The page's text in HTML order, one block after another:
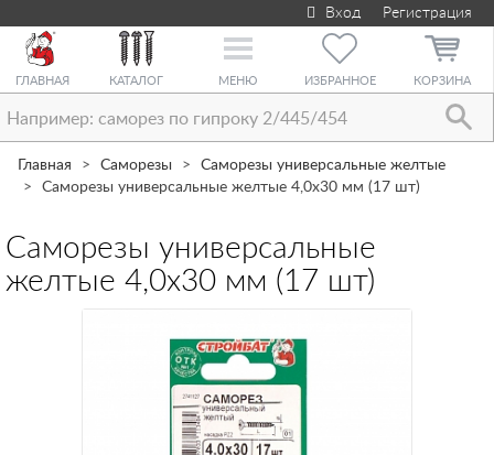
Вход Регистрация
ГЛАВНАЯ КАТАЛОГ
Toggle
МЕНЮ ИЗБРАННОЕ КОРЗИНА
Главная Саморезы
Саморезы универсальные желтые
Саморезы универсальные желтые 4,0х30 мм (17 шт)
Саморезы универсальные
желтые 4,0х30 мм (17 шт)